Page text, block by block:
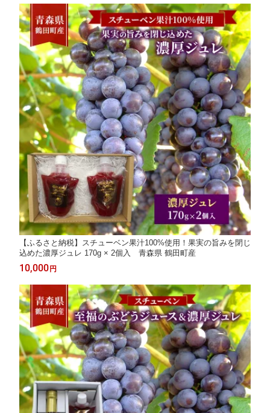
【ふるさと納税】スチューベン果汁100%使用！果実の旨みを閉じ
込めた濃厚ジュレ 170g × 2個入 青森県 鶴田町産
10,000円